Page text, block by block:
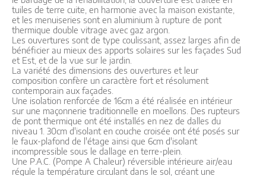
tuiles de terre cuite, en harmonie avec la maison existante,
et les menuiseries sont en aluminium à rupture de pont
thermique double vitrage avec gaz argon.
Les ouvertures sont de type coulissant, assez larges afin de
bénéficier au mieux des apports solaires sur les façades Sud
et Est, et de la vue sur le jardin.
La variété des dimensions des ouvertures et leur
composition confère un caractère fort et résolument
contemporain aux façades.
Une isolation renforcée de 16cm a été réalisée en intérieur
sur une maçonnerie traditionnelle en moellons. Des rupteurs
de pont thermique ont été installés en nez de dalles du
niveau 1. 30cm d'isolant en couche croisée ont été posés sur
le faux-plafond de l'étage ainsi que 6cm d'isolant
incompressible sous le dallage en terre-plein.
Une P.A.C. (Pompe A Chaleur) réversible intérieure air/eau
régule la température circulant dans le sol, créant une